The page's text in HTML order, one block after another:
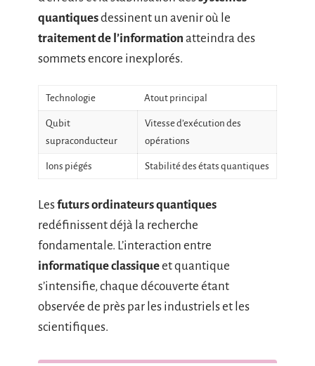
quantiquesdessinent un avenir où le
traitement de l’information atteindra des
sommets encore inexplorés.
Technologie Atout principal
Qubit
supraconducteur
Vitesse d’exécution des
opérations
Ions piégés Stabilité des états quantiques
Lesfuturs ordinateurs quantiques
redéfinissent déjà la recherche
fondamentale. L’interaction entre
informatique classiqueet quantique
s’intensifie, chaque découverte étant
observée de près par les industriels et les
scientifiques.